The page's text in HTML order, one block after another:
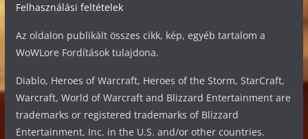
Felhasználási feltételek
Az oldalon publikált összes cikk, kép, egyéb tartalom a
WoWLore Fordítások tulajdona.
Diablo, Heroes of Warcraft, Heroes of the Storm, StarCraft,
Warcraft, World of Warcraft and Blizzard Entertainment are
trademarks or registered trademarks of Blizzard
Entertainment, Inc. in the U.S. and/or other countries.